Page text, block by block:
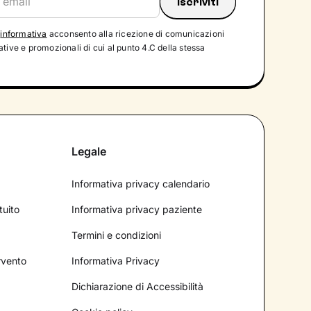
informativa acconsento alla ricezione di comunicazioni
e promozionali di cui al punto 4.C della stessa
Legale
Informativa privacy calendario
Informativa privacy paziente
Termini e condizioni
Informativa Privacy
Dichiarazione di Accessibilità